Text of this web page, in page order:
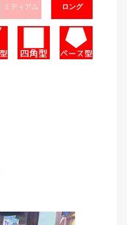
ミディアム ロング